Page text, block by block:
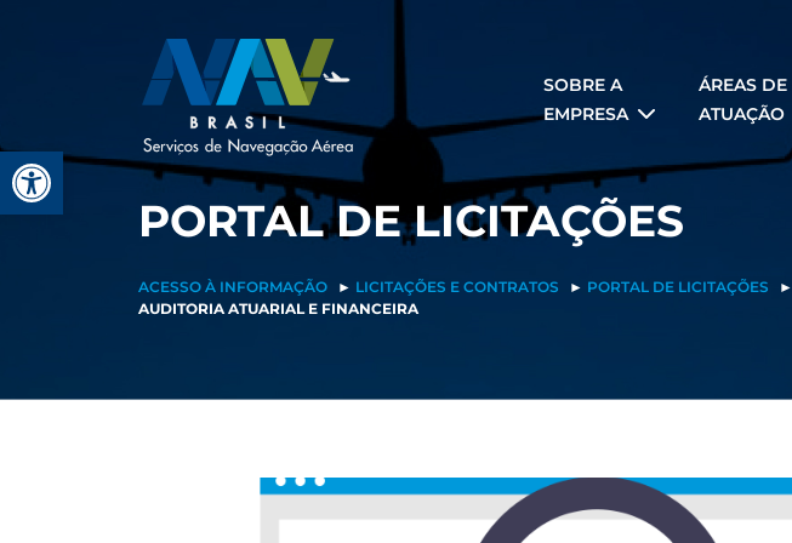
Barra de Ferramentas Aberta
SOBRE A
EMPRESA
ÁREAS DE
ATUAÇÃO
PORTAL DE LICITAÇÕES
ACESSO À INFORMAÇÃO ► LICITAÇÕES E CONTRATOS ► PORTAL DE LICITAÇÕES ►
AUDITORIA ATUARIAL E FINANCEIRA